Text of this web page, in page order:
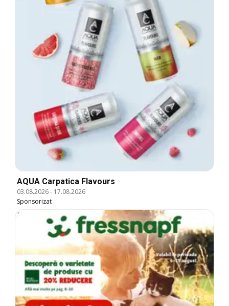
AQUA Carpatica Flavours
03.08.2026- 17.08.2026
Sponsorizat